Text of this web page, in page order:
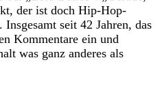
der ist doch Hip-Hop-
seit 42 Jahren, das
Kommentare ein und
was ganz anderes als